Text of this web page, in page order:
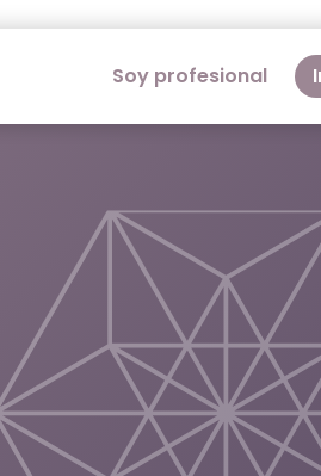
Soy profesional